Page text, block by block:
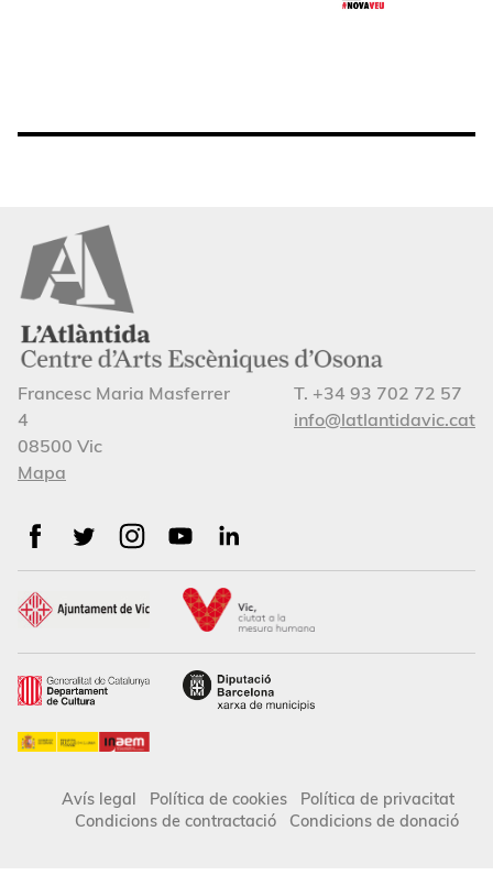
Francesc Maria Masferrer
4
08500 Vic
Mapa
T. +34 93 702 72 57
info@latlantidavic.cat
Avís legal Política de cookies
Política de privacitat
Condicions de contractació
Condicions de donació